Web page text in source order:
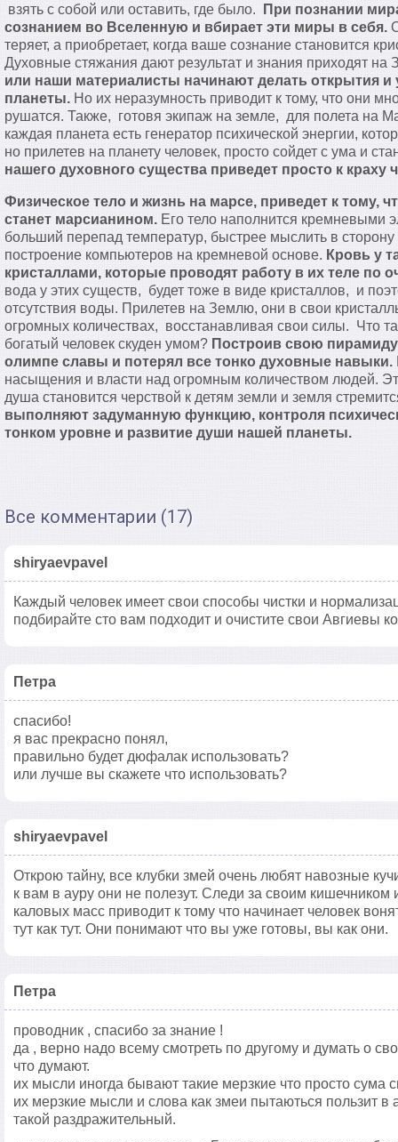
взять с собой или оставить, где было.
При познании
сознанием во Вселенную и вбирает эти миры в себя.
теряет, а приобретает, когда ваше сознание становится
Духовные стяжания дают результат и знания приходят
или наши материалисты начинают делать открытия и
планеты. Но их неразумность приводит к тому, что они
рушатся. Также, готовя экипаж на земле, для полета на
каждая планета есть генератор психической энергии,
но прилетев на планету человек, просто сойдет с ума и
нашего духовного существа приведет просто к краху
Физическое тело и жизнь на марсе, приведет к тому,
станет марсианином. Его тело наполнится кремневыми
больший перепад температур, быстрее мыслить в
построение компьютеров на кремневой основе. Кровь у
кристаллами, которые проводят работу в их теле по
вода у этих существ, будет тоже в виде кристаллов, и
отсутствия воды. Прилетев на Землю, они в свои
огромных количествах, восстанавливая свои силы. Что
богатый человек скуден умом? Построив свою
олимпе славы и потерял все тонко духовные навыки.
насыщения и власти над огромным количеством людей.
душа становится черствой к детям земли и земля
выполняют задуманную функцию, контроля
тонком уровне и развитие души нашей планеты.
Все комментарии (17)
shiryaevpavel
Каждый человек имеет свои способы чистки и
подбирайте сто вам подходит и очистите свои Авгиевы
Петра
спасибо!
я вас прекрасно понял,
правильно будет дюфалак использовать?
или лучше вы скажете что использовать?
shiryaevpavel
Открою тайну, все клубки змей очень любят навозные
к вам в ауру они не полезут. Следи за своим
каловых масс приводит к тому что начинает человек
тут как тут. Они понимают что вы уже готовы, вы как они.
Петра
проводник , спасибо за знание !
да , верно надо всему смотреть по другому и думать о
что думают.
их мысли иногда бывают такие мерзкие что просто сума
их мерзкие мысли и слова как змеи пытаються пользит в
такой раздражительный.